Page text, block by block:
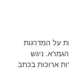
על המדרגות
ניגש
ארוכות בכתב